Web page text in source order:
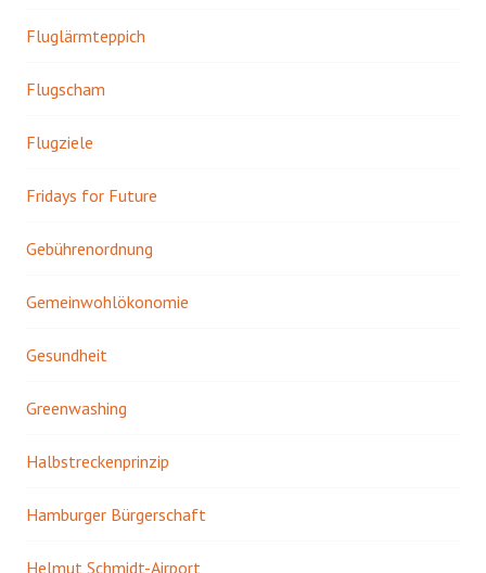
Fluglärmteppich
Flugscham
Flugziele
Fridays for Future
Gebührenordnung
Gemeinwohlökonomie
Gesundheit
Greenwashing
Halbstreckenprinzip
Hamburger Bürgerschaft
Helmut Schmidt-Airport